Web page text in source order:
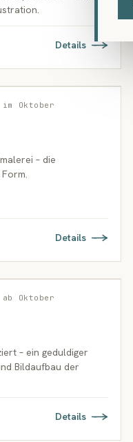
Details
Oktober
– die
Details
Oktober
– ein geduldiger
Bildaufbau der
Details